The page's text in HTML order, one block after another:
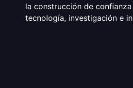
la construcción de
tecnología, investigación e